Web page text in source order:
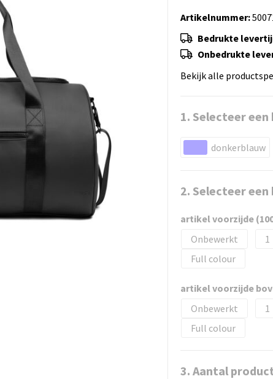
Artikelnummer:
Bedrukte
Onbedrukte
Bekijk alle
1. Selecteer een
donkerblauw
2. Selecteer
artikel voorzijde
Onbewerkt
1
Full colour
artikel voorzijde
Onbewerkt
1
Full colour
3. Aantal